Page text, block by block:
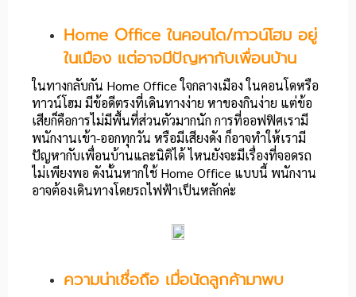
Home Office ในคอนโด/ทาวน์โฮม อยู่
ในเมือง แต่อาจมีปัญหากับเพื่อนบ้าน
ในทางกลับกัน Home Office ใจกลางเมือง ในคอนโดหรือ
ทาวน์โฮม มีข้อดีตรงที่เดินทางง่าย หาของกินง่าย แต่ข้อ
เสียก็คือการไม่มีพื้นที่ส่วนตัวมากนัก การที่ออฟฟิศเรามี
พนักงานเข้า-ออกทุกวัน หรือมีเสียงดัง ก็อาจทำให้เรามี
ปัญหากับเพื่อนบ้านและนิติได้ ไหนยังจะมีเรื่องที่จอดรถ
ไม่เพียงพอ ดังนั้นหากใช้ Home Office แบบนี้ พนักงาน
อาจต้องเดินทางโดยรถไฟฟ้าเป็นหลักค่ะ
ความน่าเชื่อถือ เมื่อนัดลูกค้ามาพบ